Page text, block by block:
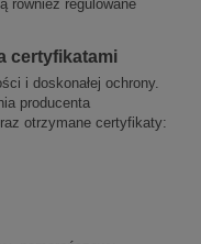
również regulowane
certyfikatami
i doskonałej ochrony.
producenta
otrzymane certyfikaty: